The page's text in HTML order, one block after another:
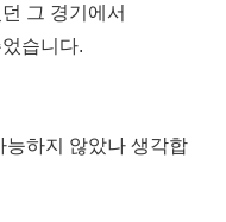
그 경기에서
습니다.
능하지 않았나 생각합